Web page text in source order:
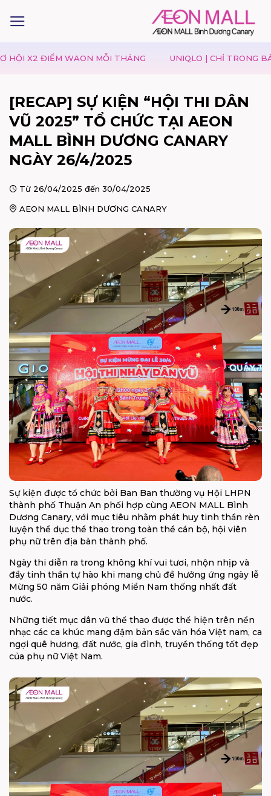
UNIQLO | CHỈ TRONG BẢY NGÀY, "SĂN" NGAY CÁC THIẾT KẾ
[RECAP] SỰ KIỆN “HỘI THI DÂN
VŨ 2025” TỔ CHỨC TẠI AEON
MALL BÌNH DƯƠNG CANARY
NGÀY 26/4/2025
Từ 26/04/2025 đến 30/04/2025
AEON MALL BÌNH DƯƠNG CANARY
Sự kiện được tổ chức bởi Ban Ban thường vụ Hội LHPN
thành phố Thuận An phối hợp cùng AEON MALL Bình
Dương Canary, với mục tiêu nhằm phát huy tinh thần rèn
luyện thể dục thể thao trong toàn thể cán bộ, hội viên
phụ nữ trên địa bàn thành phố.
Ngày thi diễn ra trong không khí vui tươi, nhộn nhịp và
đầy tinh thần tự hào khi mang chủ đề hưởng ứng ngày lễ
Mừng 50 năm Giải phóng Miền Nam thống nhất đất
nước.
Những tiết mục dân vũ thể thao được thể hiện trên nền
nhạc các ca khúc mang đậm bản sắc văn hóa Việt nam, ca
ngợi quê hương, đất nước, gia đình, truyền thống tốt đẹp
của phụ nữ Việt Nam.